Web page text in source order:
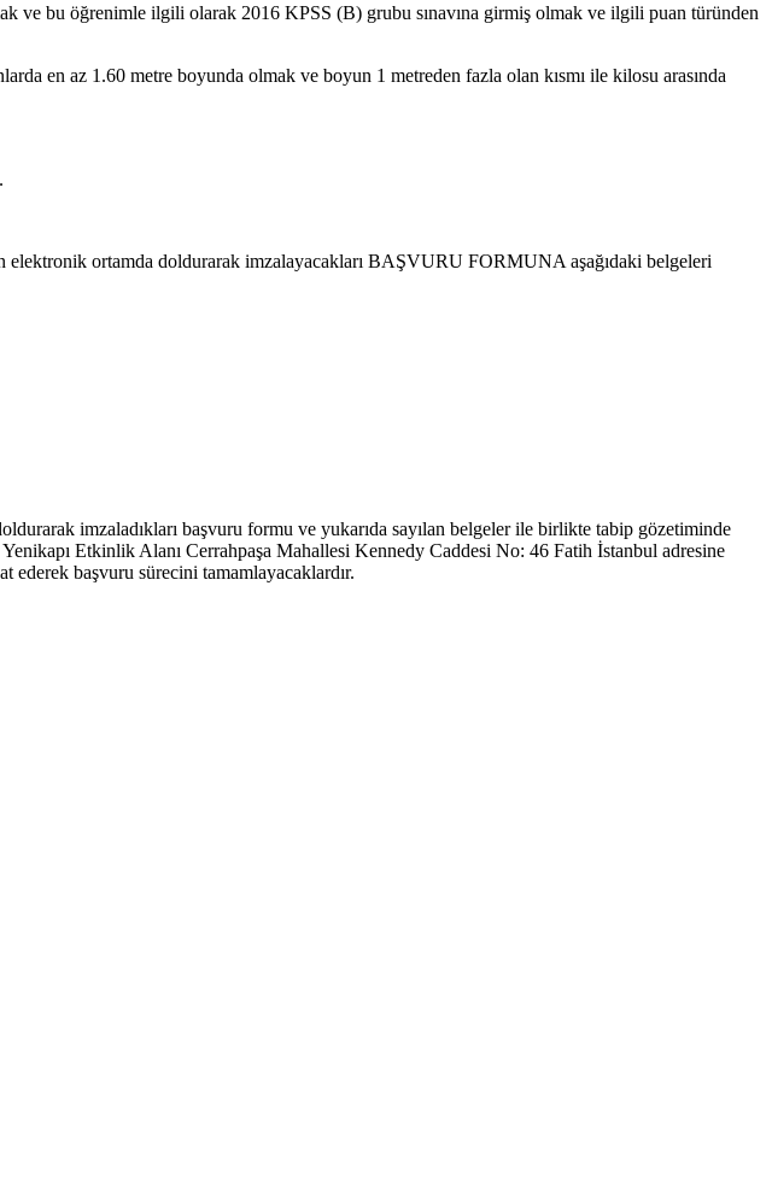
ve bu öğrenimle ilgili olarak 2016 KPSS (B) grubu sınavına girmiş olmak ve ilgili puan türünden
en az 1.60 metre boyunda olmak ve boyun 1 metreden fazla olan kısmı ile kilosu arasında
elektronik ortamda doldurarak imzalayacakları BAŞVURU FORMUNA aşağıdaki belgeleri
imzaladıkları başvuru formu ve yukarıda sayılan belgeler ile birlikte tabip gözetiminde
Etkinlik Alanı Cerrahpaşa Mahallesi Kennedy Caddesi No: 46 Fatih İstanbul adresine
ederek başvuru sürecini tamamlayacaklardır.